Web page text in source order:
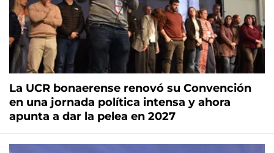
La UCR bonaerense renovó su Convención
en una jornada política intensa y ahora
apunta a dar la pelea en 2027